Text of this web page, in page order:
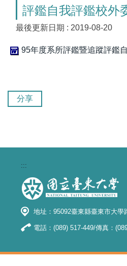
評鑑自我評鑑校外
最後更新日期 : 2019-08-20
95年度系所評鑑暨追蹤評鑑
分享
:::
地址：95092臺東縣臺東市大學
電話：(089) 517-449/傳真：